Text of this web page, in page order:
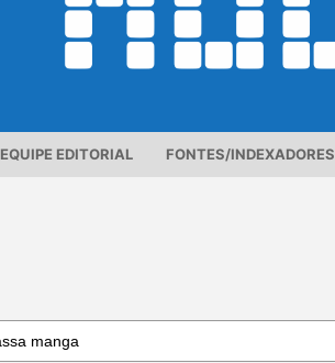
EQUIPE EDITORIAL FONTES/INDEXADORES